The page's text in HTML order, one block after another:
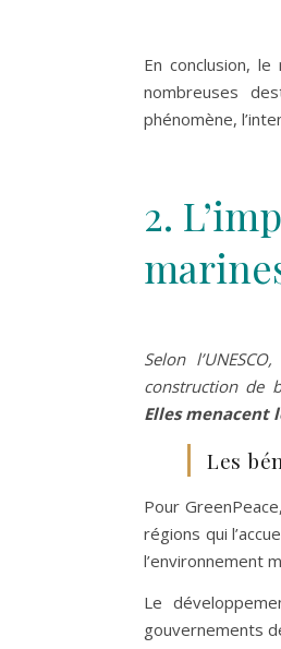
En conclusion,
nombreuses
phénomène,
2.
Selon
construction de
Elles menacent
Les
Pour
régions qui
l’environnement
Le
gouvernements